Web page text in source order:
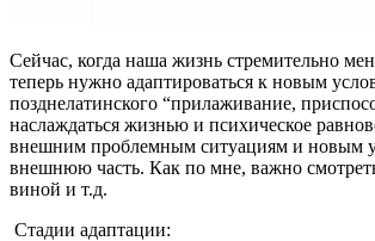
Сейчас, когда наша жизнь стремительно
теперь нужно адаптироваться к новым
позднелатинского “прилаживание,
наслаждаться жизнью и психическое
внешним проблемным ситуациям и новым
внешнюю часть. Как по мне, важно
виной и т.д.
Стадии адаптации: